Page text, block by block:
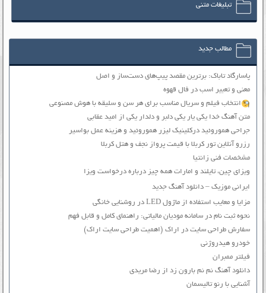
تبلیغات متنی
مطالب جدید
پاسارگاد تاباک: برترین مقصد پیپ‌های دست‌ساز و اصل
معنی و تعبیر اسب در فال قهوه
انتخاب فیلم و سریال مناسب برای هر سن و سلیقه با هوش مصنوعی
متن آهنگ خدا یکی یار یکی دلبر و دلدار یکی از امید عقابی
جراحی هموروئید درکلینیک لیزر هموروئید و هزینه عمل بواسیر
رزرو آنلاین تور کربلا با قیمت پرواز نجف و هتل کربلا
مشخصات فنی زانتیا
ویزای چین، تایلند و امارات همه چیز درباره درخواست ویزا
ایرانی موزیک – دانلود آهنگ جدید
مزایا و معایب استفاده از ماژول LED در روشنایی خانگی
نحوه ثبت نام در سامانه مودیان مالیاتی: راهنمای کامل و قابل فهم
سفارش طراحی سایت در اراک (اهمیت طراحی سایت اراک)
خودرو هیدروژنی
فیلتر ممبران
دانلود آهنگ نم نم بارون زد از رضا مریدی
آشنایی با رنو تالیسمان